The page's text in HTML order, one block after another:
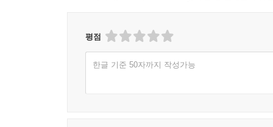
평점
한글 기준 50자까지 작성가능